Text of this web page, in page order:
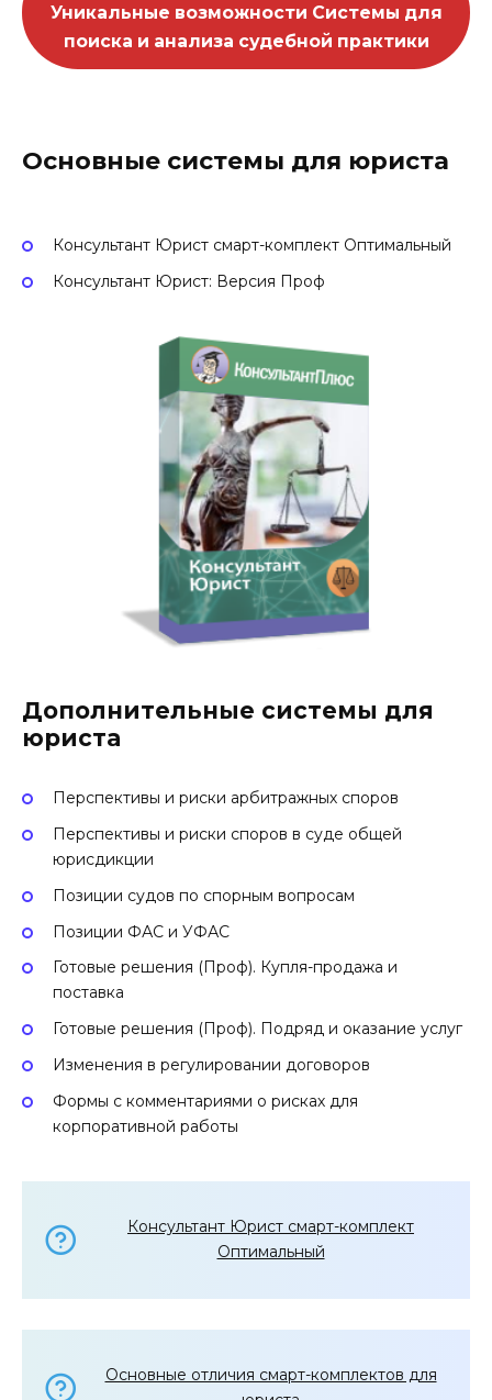
Уникальные возможности Системы для
поиска и анализа судебной практики
Основные системы для юриста
Консультант Юрист смарт-комплект Оптимальный
Консультант Юрист: Версия Проф
Дополнительные системы для
юриста
Перспективы и риски арбитражных споров
Перспективы и риски споров в суде общей
юрисдикции
Позиции судов по спорным вопросам
Позиции ФАС и УФАС
Готовые решения (Проф). Купля-продажа и
поставка
Готовые решения (Проф). Подряд и оказание услуг
Изменения в регулировании договоров
Формы с комментариями о рисках для
корпоративной работы
Консультант Юрист смарт-комплект
Оптимальный
Основные отличия смарт-комплектов для